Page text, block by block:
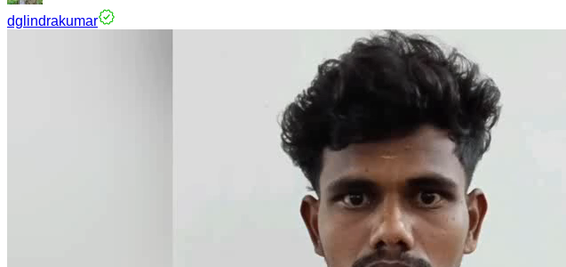
dglindrakumar